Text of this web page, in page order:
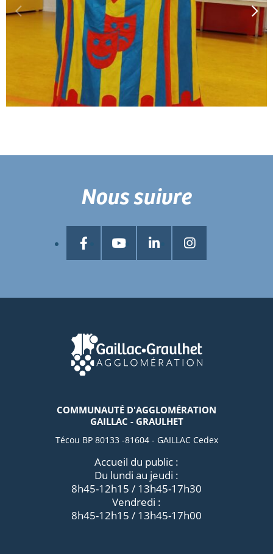
COMMUNAUTÉ D'AGGLOMÉRATION
GAILLAC - GRAULHET
Técou BP 80133 -81604 - GAILLAC Cedex
Accueil du public :
Du lundi au jeudi :
8h45-12h15 / 13h45-17h30
Vendredi :
8h45-12h15 / 13h45-17h00
Nous suivre